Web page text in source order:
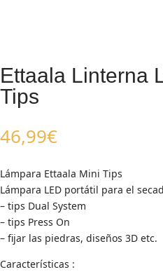
Ettaala Linterna
Tips
46,99€
Lámpara Ettaala Mini Tips
Lámpara LED portátil para el
– tips Dual System
– ⁠tips Press On
– ⁠fijar las piedras, diseños 3D etc.
Características :